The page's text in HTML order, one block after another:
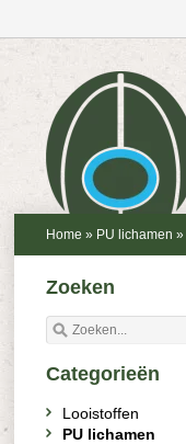
Home » PU lichamen »
Zoeken
Categorieën
Looistoffen
PU lichamen